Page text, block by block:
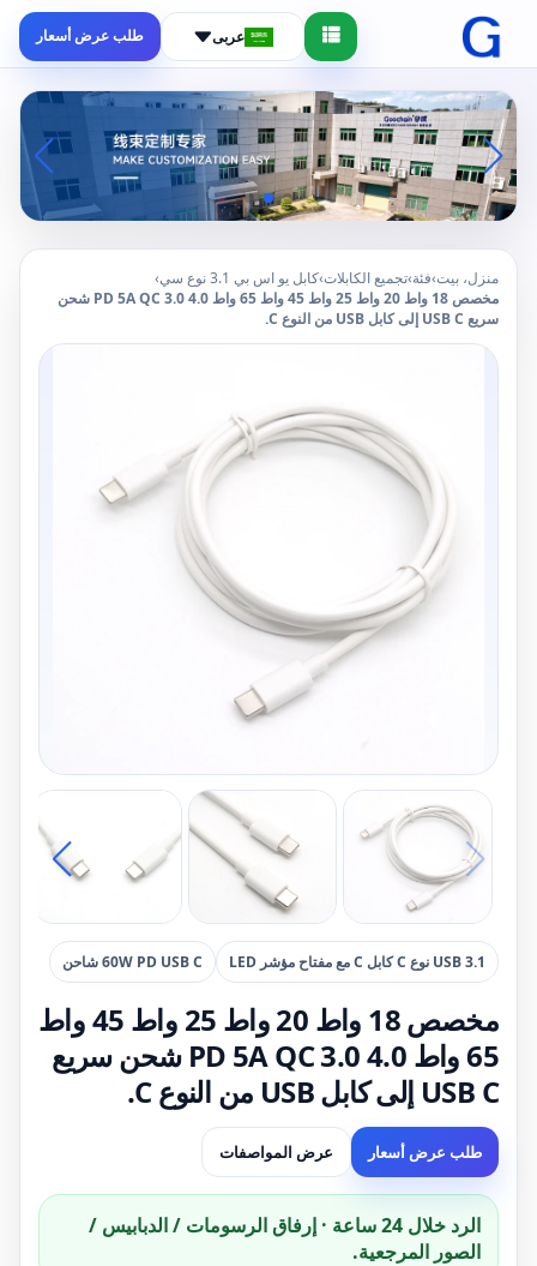
عربى طلب عرض أسعار
منزل، بيت›فئة›تجميع الكابلات›كابل يو اس بي 3.1 نوع سي
›
مخصص 18 واط 20 واط 25 واط 45 واط 65 واط PD 5A QC 3.0 4.0 شحن
سريع USB C إلى كابل USB من النوع C.
USB 3.1 نوع C كابل C مع مفتاح مؤشر LED 60W PD USB C شاحن
مخصص 18 واط 20 واط 25 واط 45 واط
65 واط PD 5A QC 3.0 4.0 شحن سريع
USB C إلى كابل USB من النوع C.
طلب عرض أسعار عرض المواصفات
الرد خلال 24 ساعة · إرفاق الرسومات / الدبابيس /
الصور المرجعية.